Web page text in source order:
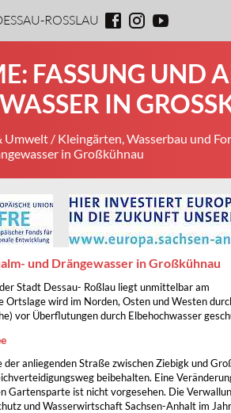
ROSSLAU
FASSUNG UND
IN
Umwelt / Kleingärten, Wasserbau und
in Großkühnau
und Drängewasser in Großkühnau
Stadt Dessau- Roßlau liegt unmittelbar am
Ortslage wird im Norden, Osten und Westen
vor Überflutungen durch Elbehochwasser
anliegenden Straße zwischen Ziebigk und
beibehalten. Eine
Gartensparte ist nicht vorgesehen. Die
und Wasserwirtschaft Sachsen-Anhalt im